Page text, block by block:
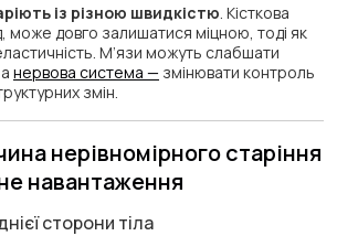
із різною швидкістю . Кісткова
може довго залишатися міцною, тоді як
М’язи можуть слабшати
нервова система — змінювати контроль
змін.
нерівномірного старіння
навантаження
сторони тіла